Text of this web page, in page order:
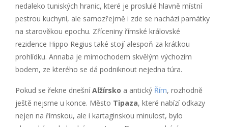
nedaleko tuniských hranic, které je proslulé hlavně místní
pestrou kuchyní, ale samozřejmě i zde se nachází památky
na starověkou epochu. Zříceniny římské královské
rezidence Hippo Regius také stojí alespoň za krátkou
prohlídku. Annaba je mimochodem skvělým výchozím
bodem, ze kterého se dá podniknout nejedna túra.
Pokud se řekne dnešníAlžírsko a antický Řím, rozhodně
ještě nejsme u konce. Město Tipaza, které nabízí odkazy
nejen na římskou, ale i kartaginskou minulost, bylo